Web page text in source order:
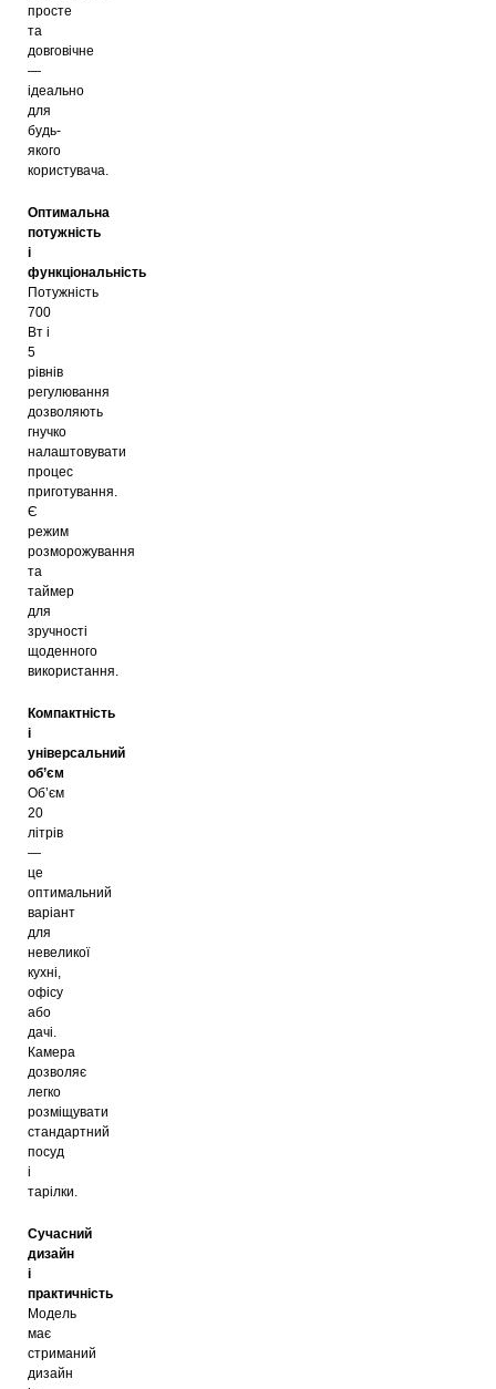
просте
та
довговічне
—
ідеально
для
будь-
якого
користувача.
Оптимальна
потужність
і
функціональність
Потужність
700
Вт і
5
рівнів
регулювання
дозволяють
гнучко
налаштовувати
процес
приготування.
Є
режим
розморожування
та
таймер
для
зручності
щоденного
використання.
Компактність
і
універсальний
об’єм
Об’єм
20
літрів
—
це
оптимальний
варіант
для
невеликої
кухні,
офісу
або
дачі.
Камера
дозволяє
легко
розміщувати
стандартний
посуд
і
тарілки.
Сучасний
дизайн
і
практичність
Модель
має
стриманий
дизайн